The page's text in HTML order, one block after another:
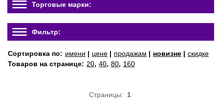
Торговые марки:
Фильтр:
Сортировка по: имени | цене | продажам | новизне | скидке
Товаров на странице: 20, 40, 80, 160
Страницы: 1